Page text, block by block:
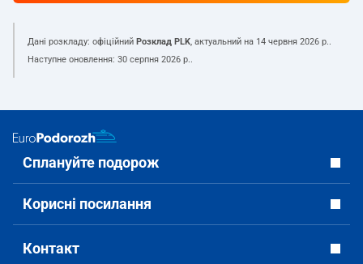
Дані розкладу: офіційний Розклад PLK, актуальний на 14 червня 2026 р..
Наступне оновлення: 30 серпня 2026 р..
Сплануйте подорож
Корисні посилання
Контакт